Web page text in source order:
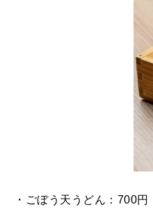
・ごぼう天うどん：700円